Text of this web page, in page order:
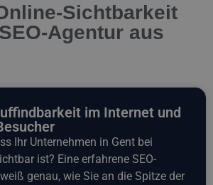
Sichtbarkeit
Agentur aus
im Internet und
Ihr Unternehmen in Gent bei
ist? Eine erfahrene SEO-
genau, wie Sie an die Spitze der